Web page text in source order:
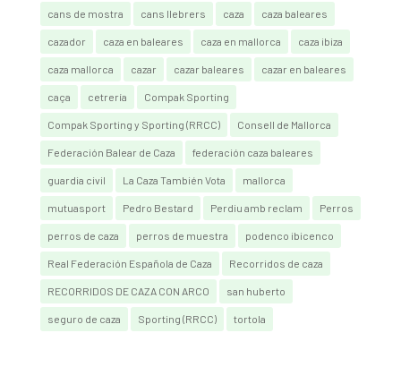
cans de mostra cans llebrers caza caza baleares
cazador caza en baleares caza en mallorca caza ibiza
caza mallorca cazar cazar baleares cazar en baleares
caça cetrería Compak Sporting
Compak Sporting y Sporting (RRCC) Consell de Mallorca
Federación Balear de Caza federación caza baleares
guardia civil La Caza También Vota mallorca
mutuasport Pedro Bestard Perdiu amb reclam Perros
perros de caza perros de muestra podenco ibicenco
Real Federación Española de Caza Recorridos de caza
RECORRIDOS DE CAZA CON ARCO san huberto
seguro de caza Sporting (RRCC) tortola